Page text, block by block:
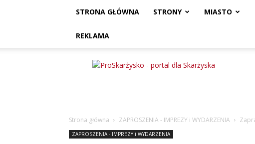
STRONA GŁÓWNA STRONY MIASTO
REKLAMA
ProSkarżysko
Strona główna ZAPROSZENIA - IMPREZY i WYDARZENIA
ZAPROSZENIA - IMPREZY i WYDARZENIA